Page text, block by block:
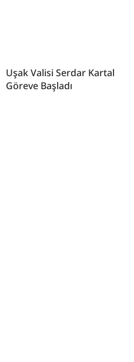
Uşak Valisi Serdar Kartal
Göreve Başladı